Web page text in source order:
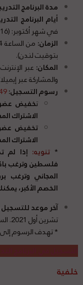
مدة البرنامج
أيام البرنامج
في شهر أكتوبر: (16، 17، 23، 24، 30، 31 أكتوبر/تشرين أول 2021).
الزمان:
بتوقيت لندن).
المكان: عبر
والمشاركة عبر
رسوم التسجيل:249
تخفيض
الاشتراك
تخفيض
الاشتراك
* تنويه: إذا لم
فلسطين وترغب
المجاني وترغب
الخصم الأكبر،
آخر موعد
تشرين أول 2021. الساعة 11 مساءً بتوقيت القدس.
* تهدف الرسوم إلى
خلفية